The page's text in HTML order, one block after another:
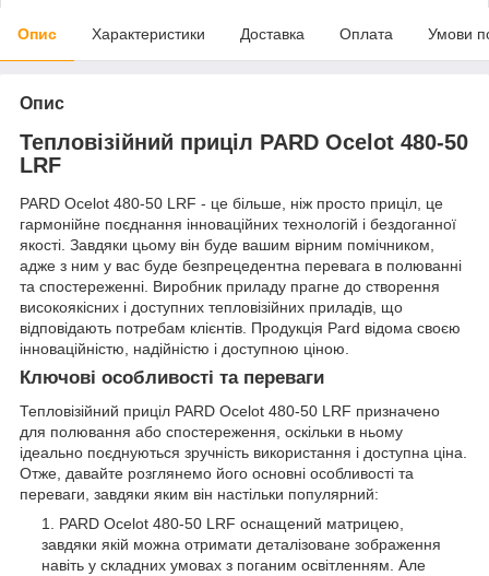
Опис Характеристики Доставка Оплата Умови
Опис
Тепловізійний приціл PARD Ocelot 480-50
LRF
PARD Ocelot 480-50 LRF - це більше, ніж просто приціл, це
гармонійне поєднання інноваційних технологій і бездоганної
якості. Завдяки цьому він буде вашим вірним помічником,
адже з ним у вас буде безпрецедентна перевага в полюванні
та спостереженні. Виробник приладу прагне до створення
високоякісних і доступних тепловізійних приладів, що
відповідають потребам клієнтів. Продукція Pard відома своєю
інноваційністю, надійністю і доступною ціною.
Ключові особливості та переваги
Тепловізійний приціл PARD Ocelot 480-50 LRF призначено
для полювання або спостереження, оскільки в ньому
ідеально поєднуються зручність використання і доступна ціна.
Отже, давайте розглянемо його основні особливості та
переваги, завдяки яким він настільки популярний:
PARD Ocelot 480-50 LRF оснащений матрицею,
завдяки якій можна отримати деталізоване зображення
навіть у складних умовах з поганим освітленням. Але